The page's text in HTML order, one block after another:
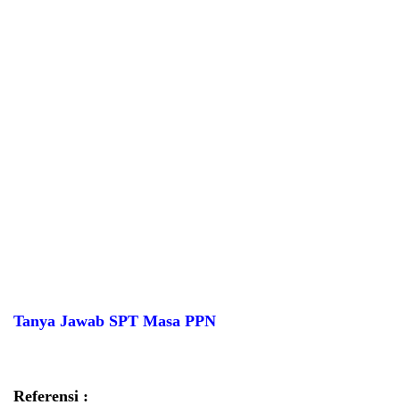
Tanya Jawab SPT Masa PPN
Referensi :